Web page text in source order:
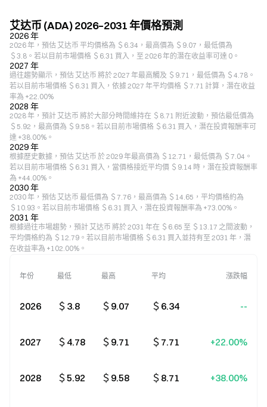
艾达币 (ADA) 2026–2031 年價格預測
2026 年
2026 年，預估 艾达币 平均價格為 ＄6.34，最高價為 ＄9.07，最低價為
＄3.8。若以目前市場價格 ＄6.31 買入，至 2026 年的潛在收益率可達 0。
2027 年
過往趨勢顯示，預估 艾达币 將於 2027 年最高觸及 ＄9.71，最低價為 ＄4.78。
若以目前市場價格 ＄6.31 買入，依據 2027 年平均價格 ＄7.71 計算，潛在收益
率為 +22.00%
2028 年
2028 年，預計 艾达币 將於大部分時間維持在 ＄8.71 附近波動，預估最低價為
＄5.92，最高價為 ＄9.58。若以目前市場價格 ＄6.31 買入，潛在投資報酬率可
達 +38.00%。
2029 年
根據歷史數據，預估 艾达币 於 2029 年最高價為 ＄12.71，最低價為 ＄7.04。
若以目前市場價格 ＄6.31 買入，當價格接近平均價 ＄9.14 時，潛在投資報酬率
為 +44.00%。
2030 年
2030 年，預估 艾达币 最低價為 ＄7.76，最高價為 ＄14.65，平均價格約為
＄10.93。若以目前市場價格 ＄6.31 買入，潛在投資報酬率為 +73.00%。
2031 年
根據過往市場趨勢，預計 艾达币 將於 2031 年在 ＄6.65 至 ＄13.17 之間波動，
平均價格約為 ＄12.79。若以目前市場價格 ＄6.31 買入並持有至 2031 年，潛
在收益率為 +102.00%。
年份 最低 最高 平均 漲跌幅
2026 ＄3.8 ＄9.07 ＄6.34 --
2027 ＄4.78 ＄9.71 ＄7.71 +22.00%
2028 ＄5.92 ＄9.58 ＄8.71 +38.00%